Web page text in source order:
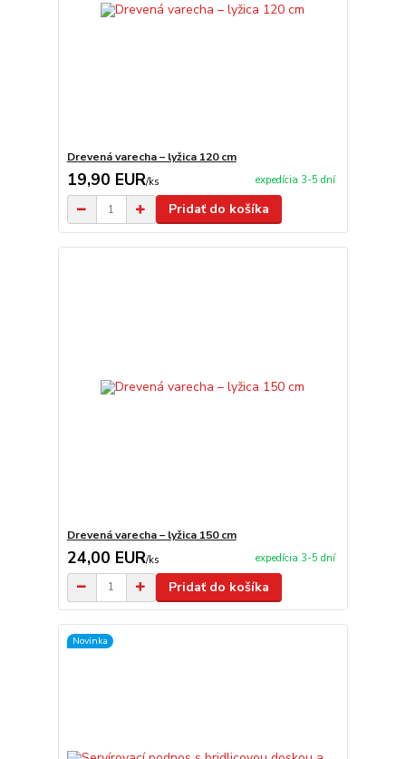
Drevená varecha – lyžica 120 cm
19,90 EUR/ks expedícia 3-5 dní
Pridať do košíka
Drevená varecha – lyžica 150 cm
24,00 EUR/ks expedícia 3-5 dní
Pridať do košíka
Novinka